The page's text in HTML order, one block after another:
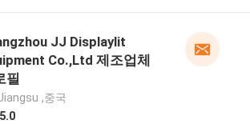
JJ Displaylit
Co.,Ltd 제조업체
필
,중국
5.0